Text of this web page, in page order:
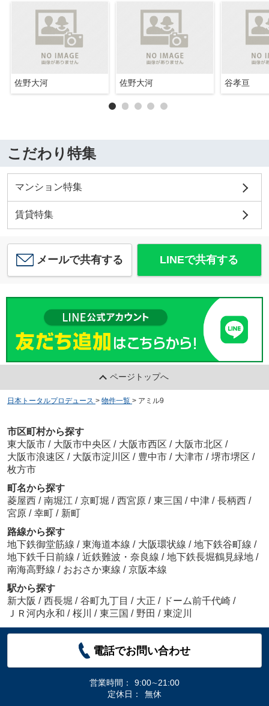
佐野大河 佐野大河 谷孝亘
こだわり特集
マンション特集
賃貸特集
メールで共有する LINEで共有する
ページトップへ
日本トータルプロデュース > 物件一覧 > アミル9
市区町村から探す
東大阪市 / 大阪市中央区 / 大阪市西区 / 大阪市北区 /
大阪市浪速区 / 大阪市淀川区 / 豊中市 / 大津市 / 堺市堺区 /
枚方市
町名から探す
菱屋西 / 南堀江 / 京町堀 / 西宮原 / 東三国 / 中津 / 長柄西 /
宮原 / 幸町 / 新町
路線から探す
地下鉄御堂筋線 / 東海道本線 / 大阪環状線 / 地下鉄谷町線 /
地下鉄千日前線 / 近鉄難波・奈良線 / 地下鉄長堀鶴見緑地 /
南海高野線 / おおさか東線 / 京阪本線
駅から探す
新大阪 / 西長堀 / 谷町九丁目 / 大正 / ドーム前千代崎 /
ＪＲ河内永和 / 桜川 / 東三国 / 野田 / 東淀川
電話でお問い合わせ
営業時間：
9:00∼21:00
定休日：
無休